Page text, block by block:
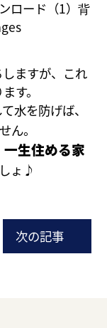
ますが、これ
す。
水を防げば、
ん。
一生住める家
ょ♪
次の記事